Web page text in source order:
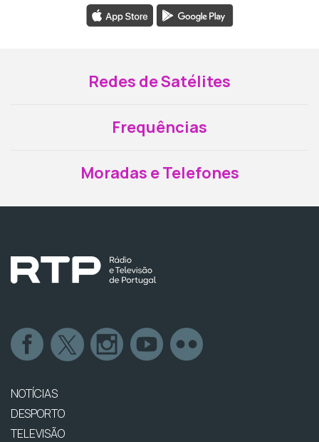
Redes de Satélites
Frequências
Moradas e Telefones
NOTÍCIAS
DESPORTO
TELEVISÃO